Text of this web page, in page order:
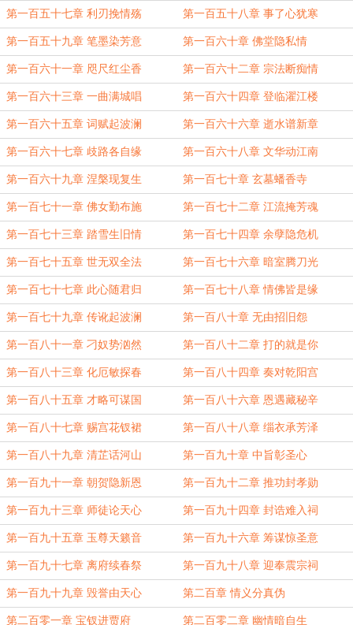
第一百五十七章 利刃挽情殇 第一百五十八章 事了心犹寒
第一百五十九章 笔墨染芳意 第一百六十章 佛堂隐私情
第一百六十一章 咫尺红尘香 第一百六十二章 宗法断痴情
第一百六十三章 一曲满城唱 第一百六十四章 登临濯江楼
第一百六十五章 词赋起波澜 第一百六十六章 逝水谱新章
第一百六十七章 歧路各自缘 第一百六十八章 文华动江南
第一百六十九章 涅槃现复生 第一百七十章 玄墓蟠香寺
第一百七十一章 佛女勤布施 第一百七十二章 江流掩芳魂
第一百七十三章 踏雪生旧情 第一百七十四章 余孽隐危机
第一百七十五章 世无双全法 第一百七十六章 暗室腾刀光
第一百七十七章 此心随君归 第一百七十八章 情佛皆是缘
第一百七十九章 传讹起波澜 第一百八十章 无由招旧怨
第一百八十一章 刁奴势汹然 第一百八十二章 打的就是你
第一百八十三章 化厄敏探春 第一百八十四章 奏对乾阳宫
第一百八十五章 才略可谋国 第一百八十六章 恩遇藏秘辛
第一百八十七章 赐宫花钗裙 第一百八十八章 缁衣承芳泽
第一百八十九章 清芷话河山 第一百九十章 中旨彰圣心
第一百九十一章 朝贺隐新恩 第一百九十二章 推功封孝勋
第一百九十三章 师徒论天心 第一百九十四章 封诰难入祠
第一百九十五章 玉尊天籁音 第一百九十六章 筹谋惊圣意
第一百九十七章 离府续春祭 第一百九十八章 迎奉震宗祠
第一百九十九章 毁誉由天心 第二百章 情义分真伪
第二百零一章 宝钗进贾府 第二百零二章 幽情暗自生